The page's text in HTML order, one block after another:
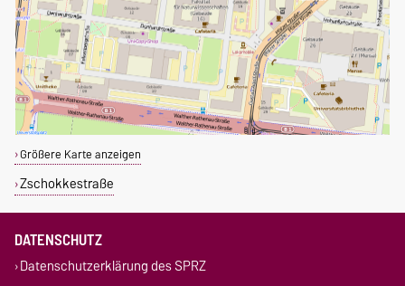
Größere Karte anzeigen
Zschokkestraße
DATENSCHUTZ
Datenschutzerklärung des SPRZ